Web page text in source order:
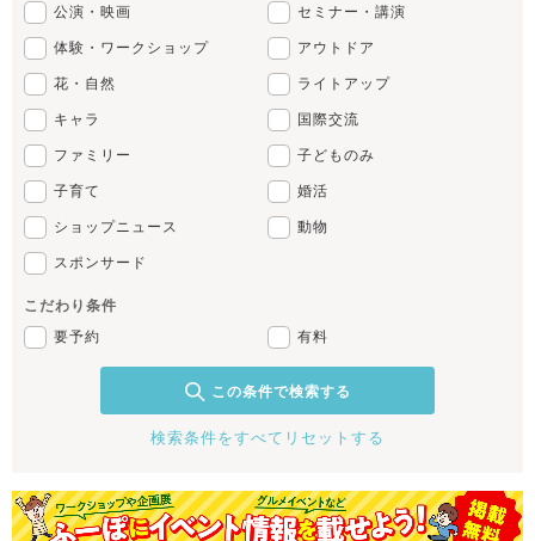
公演・映画 セミナー・講演
体験・ワークショップ アウトドア
花・自然 ライトアップ
キャラ 国際交流
ファミリー 子どものみ
子育て 婚活
ショップニュース 動物
スポンサード
こだわり条件
要予約
有料
この条件で検索する
検索条件をすべてリセットする